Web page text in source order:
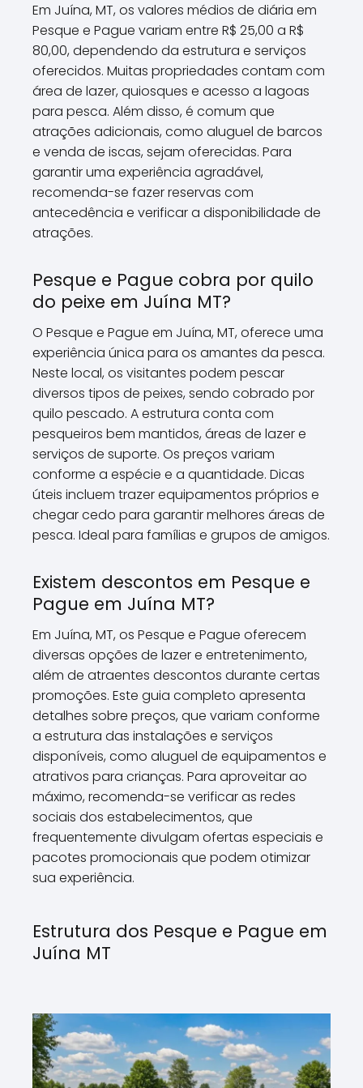
Em Juína, MT, os valores médios de diária em
Pesque e Pague variam entre R$ 25,00 a R$
80,00, dependendo da estrutura e serviços
oferecidos. Muitas propriedades contam com
área de lazer, quiosques e acesso a lagoas
para pesca. Além disso, é comum que
atrações adicionais, como aluguel de barcos
e venda de iscas, sejam oferecidas. Para
garantir uma experiência agradável,
recomenda-se fazer reservas com
antecedência e verificar a disponibilidade de
atrações.
Pesque e Pague cobra por quilo
do peixe em Juína MT?
O Pesque e Pague em Juína, MT, oferece uma
experiência única para os amantes da pesca.
Neste local, os visitantes podem pescar
diversos tipos de peixes, sendo cobrado por
quilo pescado. A estrutura conta com
pesqueiros bem mantidos, áreas de lazer e
serviços de suporte. Os preços variam
conforme a espécie e a quantidade. Dicas
úteis incluem trazer equipamentos próprios e
chegar cedo para garantir melhores áreas de
pesca. Ideal para famílias e grupos de amigos.
Existem descontos em Pesque e
Pague em Juína MT?
Em Juína, MT, os Pesque e Pague oferecem
diversas opções de lazer e entretenimento,
além de atraentes descontos durante certas
promoções. Este guia completo apresenta
detalhes sobre preços, que variam conforme
a estrutura das instalações e serviços
disponíveis, como aluguel de equipamentos e
atrativos para crianças. Para aproveitar ao
máximo, recomenda-se verificar as redes
sociais dos estabelecimentos, que
frequentemente divulgam ofertas especiais e
pacotes promocionais que podem otimizar
sua experiência.
Estrutura dos Pesque e Pague em
Juína MT